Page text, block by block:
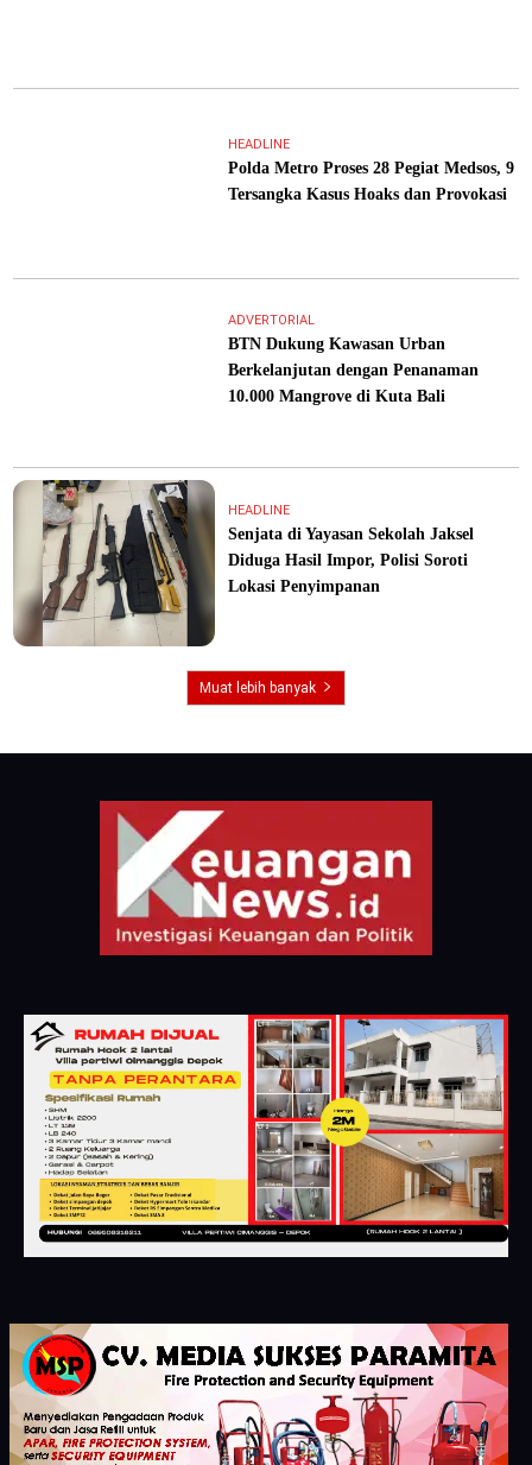
HEADLINE
Polda Metro Proses 28 Pegiat Medsos, 9
Tersangka Kasus Hoaks dan Provokasi
ADVERTORIAL
BTN Dukung Kawasan Urban
Berkelanjutan dengan Penanaman
10.000 Mangrove di Kuta Bali
HEADLINE
Senjata di Yayasan Sekolah Jaksel
Diduga Hasil Impor, Polisi Soroti
Lokasi Penyimpanan
Muat lebih banyak